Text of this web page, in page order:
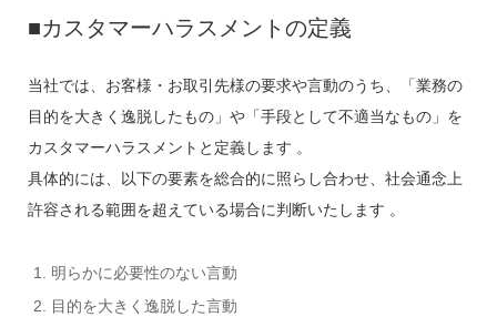
■カスタマーハラスメントの定義
当社では、お客様・お取引先様の要求や言動のうち、「業務の
目的を大きく逸脱したもの」や「手段として不適当なもの」を
カスタマーハラスメントと定義します 。
具体的には、以下の要素を総合的に照らし合わせ、社会通念上
許容される範囲を超えている場合に判断いたします 。
明らかに必要性のない言動
目的を大きく逸脱した言動